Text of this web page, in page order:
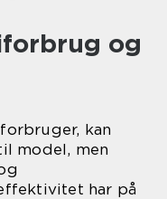
og
kan
model, men
har på